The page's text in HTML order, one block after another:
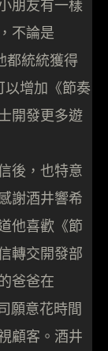
朋友有一樣
不論是
都統統獲得
以增加《節奏
開發更多遊
後，也特意
謝酒井響希
他喜歡《節
轉交開發部
爸爸在
願意花時間
顧客。酒井